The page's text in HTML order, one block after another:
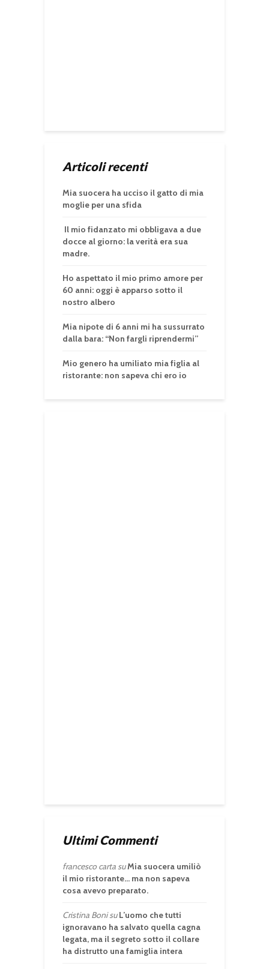
Articoli recenti
Mia suocera ha ucciso il gatto di mia
moglie per una sfida
Il mio fidanzato mi obbligava a due
docce al giorno: la verità era sua
madre.
Ho aspettato il mio primo amore per
60 anni: oggi è apparso sotto il
nostro albero
Mia nipote di 6 anni mi ha sussurrato
dalla bara: “Non fargli riprendermi”
Mio genero ha umiliato mia figlia al
ristorante: non sapeva chi ero io
Ultimi Commenti
francesco cartasuMia suocera umiliò
il mio ristorante… ma non sapeva
cosa avevo preparato.
Cristina BonisuL’uomo che tutti
ignoravano ha salvato quella cagna
legata, ma il segreto sotto il collare
ha distrutto una famiglia intera